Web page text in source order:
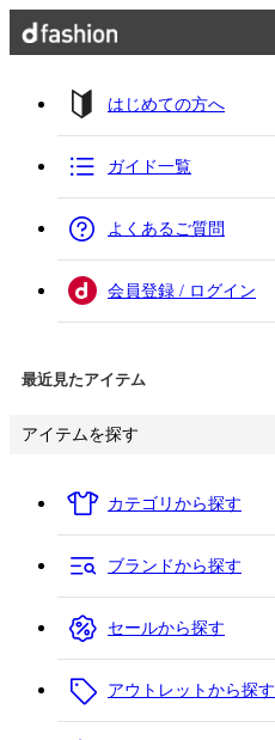
はじめての方へ
ガイド一覧
よくあるご質問
会員登録 / ログイン
最近見たアイテム
アイテムを探す
カテゴリから探す
ブランドから探す
セールから探す
アウトレットから探す